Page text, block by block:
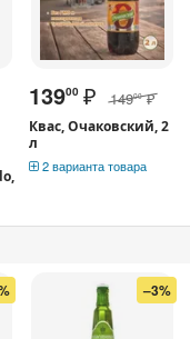
13900 ₽ 14900 ₽
Квас, Очаковский, 2
л
2 варианта товара
–3%